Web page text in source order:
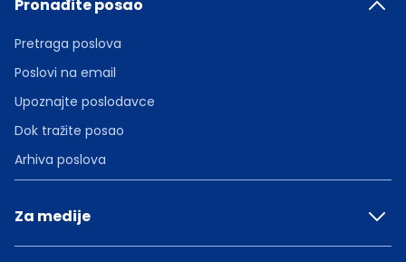
Pronađite posao
Pretraga poslova
Poslovi na email
Upoznajte poslodavce
Dok tražite posao
Arhiva poslova
Za medije